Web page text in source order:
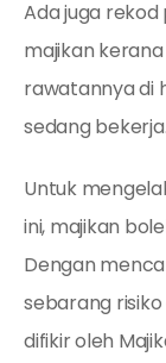
Ada juga
majikan
rawatannya di
sedang bekerja.
Untuk
ini, majikan
Dengan
sebarang
difikir oleh